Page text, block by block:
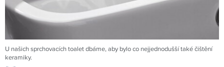
U našich sprchovacích toalet dbáme, aby bylo co nejjednodušší také čištění
keramiky.